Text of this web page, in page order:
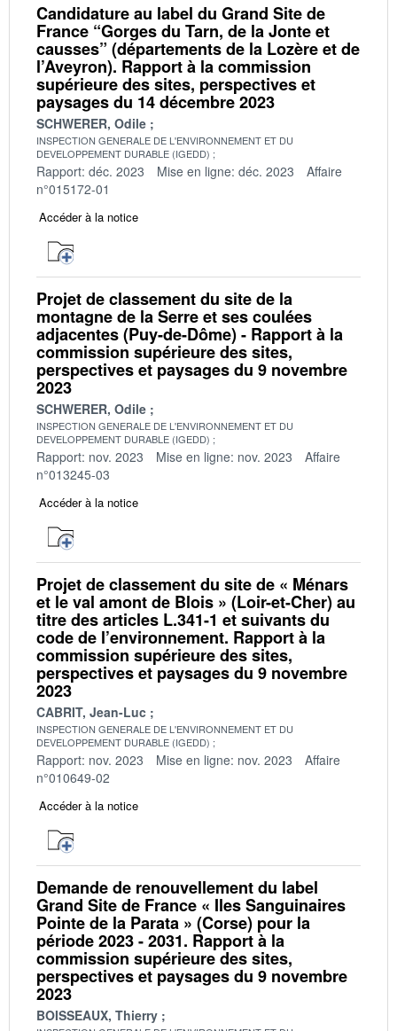
Candidature au label du Grand Site de
France “Gorges du Tarn, de la Jonte et
causses” (départements de la Lozère et de
l’Aveyron). Rapport à la commission
supérieure des sites, perspectives et
paysages du 14 décembre 2023
SCHWERER, Odile
INSPECTION GENERALE DE L'ENVIRONNEMENT ET DU
DEVELOPPEMENT DURABLE (IGEDD)
Rapport: déc. 2023 Mise en ligne: déc. 2023
Affaire
n°015172-01
Accéder à la notice
Projet de classement du site de la
montagne de la Serre et ses coulées
adjacentes (Puy-de-Dôme) - Rapport à la
commission supérieure des sites,
perspectives et paysages du 9 novembre
2023
SCHWERER, Odile
INSPECTION GENERALE DE L'ENVIRONNEMENT ET DU
DEVELOPPEMENT DURABLE (IGEDD)
Rapport: nov. 2023 Mise en ligne: nov. 2023
Affaire
n°013245-03
Accéder à la notice
Projet de classement du site de « Ménars
et le val amont de Blois » (Loir-et-Cher) au
titre des articles L.341-1 et suivants du
code de l’environnement. Rapport à la
commission supérieure des sites,
perspectives et paysages du 9 novembre
2023
CABRIT, Jean-Luc
INSPECTION GENERALE DE L'ENVIRONNEMENT ET DU
DEVELOPPEMENT DURABLE (IGEDD)
Rapport: nov. 2023 Mise en ligne: nov. 2023
Affaire
n°010649-02
Accéder à la notice
Demande de renouvellement du label
Grand Site de France « Iles Sanguinaires
Pointe de la Parata » (Corse) pour la
période 2023 - 2031. Rapport à la
commission supérieure des sites,
perspectives et paysages du 9 novembre
2023
BOISSEAUX, Thierry